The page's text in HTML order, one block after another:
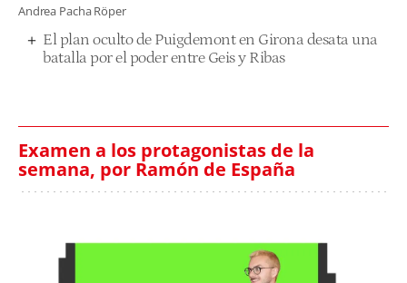
Andrea Pacha Röper
El plan oculto de Puigdemont en Girona desata una
batalla por el poder entre Geis y Ribas
Examen a los protagonistas de la
semana, por Ramón de España